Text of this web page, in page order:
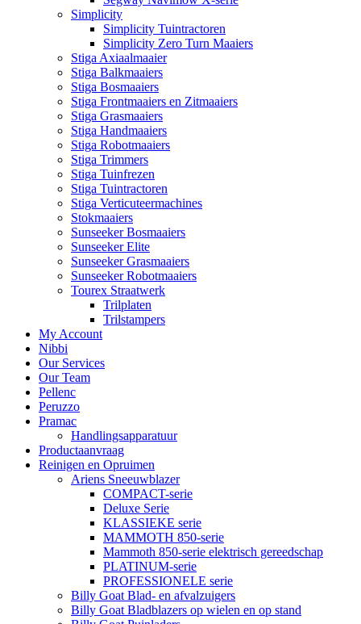
Simplicity
Simplicity Tuintractoren
Simplicity Zero Turn Maaiers
Stiga Axiaalmaaier
Stiga Balkmaaiers
Stiga Bosmaaiers
Stiga Frontmaaiers en Zitmaaiers
Stiga Grasmaaiers
Stiga Handmaaiers
Stiga Robotmaaiers
Stiga Trimmers
Stiga Tuinfrezen
Stiga Tuintractoren
Stiga Verticuteermachines
Stokmaaiers
Sunseeker Bosmaaiers
Sunseeker Elite
Sunseeker Grasmaaiers
Sunseeker Robotmaaiers
Tourex Straatwerk
Trilplaten
Trilstampers
My Account
Nibbi
Our Services
Our Team
Pellenc
Peruzzo
Pramac
Handlingsapparatuur
Productaanvraag
Reinigen en Opruimen
Ariens Sneeuwblazer
COMPACT-serie
Deluxe Serie
KLASSIEKE serie
MAMMOTH 850-serie
Mammoth 850-serie elektrisch gereedschap
PLATINUM-serie
PROFESSIONELE serie
Billy Goat Blad- en afvalzuigers
Billy Goat Bladblazers op wielen en op stand